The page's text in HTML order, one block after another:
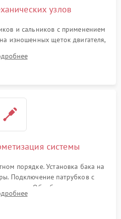
узлов
и сальников с применением
изношенных щеток двигателя,
резиновой манжеты.
системы
порядке. Установка бака на
Подключение патрубков с
Обработка стыков
возможных протечек воды.